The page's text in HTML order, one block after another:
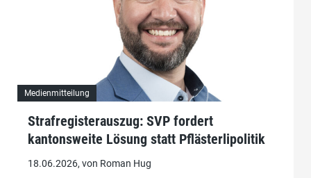
Medienmitteilung
Strafregisterauszug: SVP fordert
kantonsweite Lösung statt Pflästerlipolitik
18.06.2026, von Roman Hug